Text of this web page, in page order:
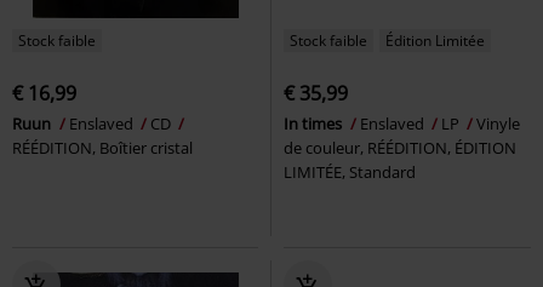
Stock faible
€ 16,99
Ruun Enslaved
CD
RÉÉDITION, Boîtier cristal
Stock faible Édition Limitée
€ 35,99
In times Enslaved LP
Vinyle
de couleur, RÉÉDITION, ÉDITION
LIMITÉE, Standard